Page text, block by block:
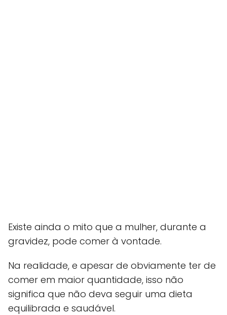
Existe ainda o mito que a mulher, durante a
gravidez, pode comer à vontade.
Na realidade, e apesar de obviamente ter de
comer em maior quantidade, isso não
significa que não deva seguir uma dieta
equilibrada e saudável.